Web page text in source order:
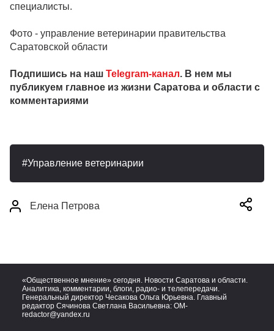
специалисты.
Фото - управление ветеринарии правительства
Саратовской области
Подпишись на наш Telegram-канал. В нем мы
публикуем главное из жизни Саратова и области с
комментариями
Управление ветеринарии
Елена Петрова
«Общественное мнение» сегодня. Новости Саратова и области.
Аналитика, комментарии, блоги, радио- и телепередачи.
Генеральный директор Чесакова Ольга Юрьевна. Главный
редактор Сячинова Светлана Васильевна: OM-
redactor@yandex.ru